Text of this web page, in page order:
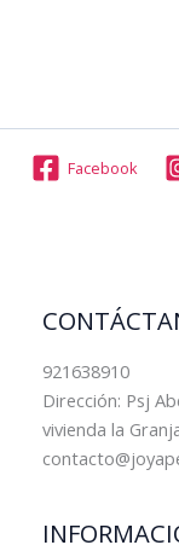
Facebook
921638910
Dirección: Psj
vivienda la